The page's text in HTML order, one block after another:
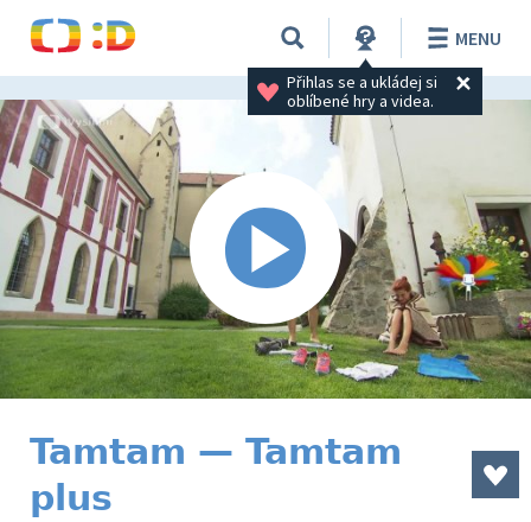
Přihlas se a ukládej si
oblíbené hry a videa.
MENU
Tamtam — Tamtam
plus